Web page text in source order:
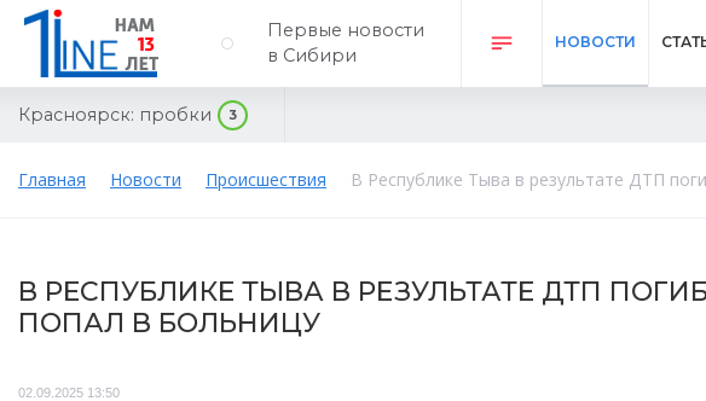
Первые новости
в Сибири
НОВОСТИ
Красноярск: пробки 3
Главная Новости Происшествия В Республике Тыва в результате ДТП
В РЕСПУБЛИКЕ ТЫВА В РЕЗУЛЬТАТЕ ДТП
ПОПАЛ В БОЛЬНИЦУ
02.09.2025 13:50